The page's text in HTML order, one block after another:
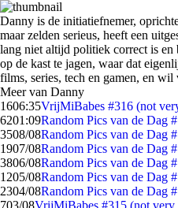
Danny is de initiatiefnemer,
maar zelden serieus, heeft een
lang niet altijd politiek correct is en
op de kast te jagen, waar dat
films, series, tech en gamen, en
Meer van Danny
1606:35VrijMiBabes #316 (not
6201:09Random Pics van de Dag
3508/08Random Pics van de Dag
1907/08Random Pics van de Dag
3806/08Random Pics van de Dag
1205/08Random Pics van de Dag
2304/08Random Pics van de Dag
703/08VrijMiBabes #315 (not